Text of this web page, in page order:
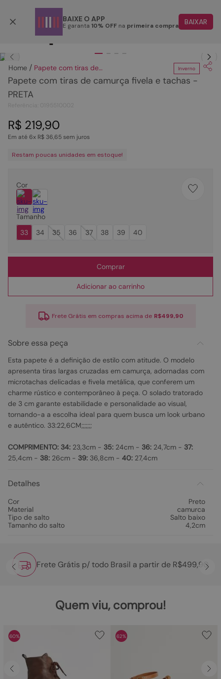
BAIXE O APP
E garanta 10% OFF na primeira compra BAIXAR
Papete com tiras de camurça fivela e tachas - PRETA Inverno
Papete com tiras de camurça fivela e tachas -
PRETA
R$ 219,90
Em até6x R$ 36,65sem juros
Restam poucas unidades em estoque!
Cor
Tamanho
33
34 35 36 37 38 39 40
Comprar
Adicionar ao carrinho
Frete Grátis em compras acima de R$499,90
Sobre essa peça
Esta papete é a definição de estilo com atitude. O modelo
apresenta tiras largas cruzadas em camurça, adornadas com
microtachas delicadas e fivela metálica, que conferem um
charme rústico e contemporâneo à peça. O solado tratorado
de 3 cm garante estabilidade e personalidade ao visual,
tornando-a a escolha ideal para quem busca um look urbano
e autêntico. 33:22,6CM;;;;;;;
COMPRIMENTO: 34: 23,3cm - 35: 24cm - 36: 24,7cm - 37:
25,4cm - 38: 26cm - 39: 36,8cm - 40: 27,4cm
Detalhes
Cor
Preto
Material
camurca
Tipo de salto
Salto baixo
Tamanho do salto
4,2cm
Frete Grátis p/ todo Brasil a partir de R$499,90
Quem viu, comprou!
60% 62%
1
2º
rasteira
3º
tenis
5º
sandalia
6º
tamanco
7º
bolsa
couro
º scarpin